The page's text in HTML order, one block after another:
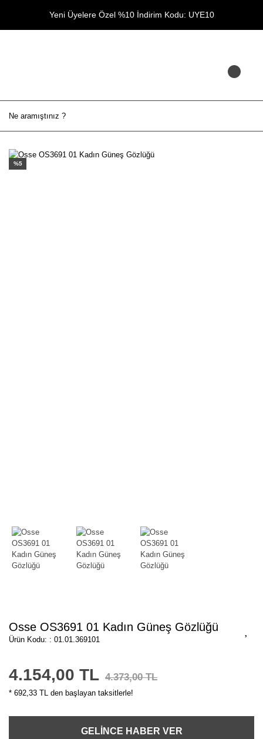
Yeni Üyelere Özel %10 İndirim Kodu: UYE10
%5
Osse OS3691 01 Kadın Güneş Gözlüğü
Ürün Kodu: : 01.01.369101
4.154,00 TL 4.373,00 TL
* 692,33 TL den başlayan taksitlerle!
GELİNCE HABER VER